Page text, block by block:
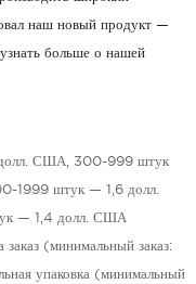
наш новый продукт —
больше о нашей
США, 300-999 штук
1999 штук — 1,6 долл.
— 1,4 долл. США
заказ (минимальный заказ:
упаковка (минимальный